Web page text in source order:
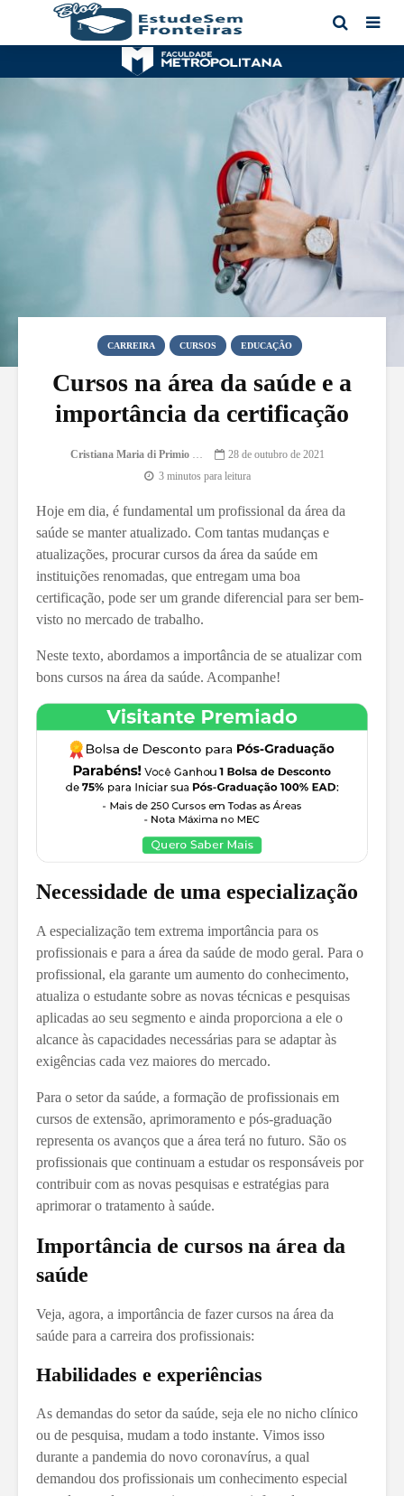
CARREIRA CURSOS EDUCAÇÃO
Cursos na área da saúde e a
importância da certificação
Cristiana Maria di Primio Gonçalves
28 de outubro de 2021
3 minutos para leitura
Hoje em dia, é fundamental um profissional da área da
saúde se manter atualizado. Com tantas mudanças e
atualizações, procurar cursos da área da saúde em
instituições renomadas, que entregam uma boa
certificação, pode ser um grande diferencial para ser bem-
visto no mercado de trabalho.
Neste texto, abordamos a importância de se atualizar com
bons cursos na área da saúde. Acompanhe!
Necessidade de uma especialização
A especialização tem extrema importância para os
profissionais e para a área da saúde de modo geral. Para o
profissional, ela garante um aumento do conhecimento,
atualiza o estudante sobre as novas técnicas e pesquisas
aplicadas ao seu segmento e ainda proporciona a ele o
alcance às capacidades necessárias para se adaptar às
exigências cada vez maiores do mercado.
Para o setor da saúde, a formação de profissionais em
cursos de extensão, aprimoramento e pós-graduação
representa os avanços que a área terá no futuro. São os
profissionais que continuam a estudar os responsáveis por
contribuir com as novas pesquisas e estratégias para
aprimorar o tratamento à saúde.
Importância de cursos na área da
saúde
Veja, agora, a importância de fazer cursos na área da
saúde para a carreira dos profissionais:
Habilidades e experiências
As demandas do setor da saúde, seja ele no nicho clínico
ou de pesquisa, mudam a todo instante. Vimos isso
durante a pandemia do novo coronavírus, a qual
demandou dos profissionais um conhecimento especial